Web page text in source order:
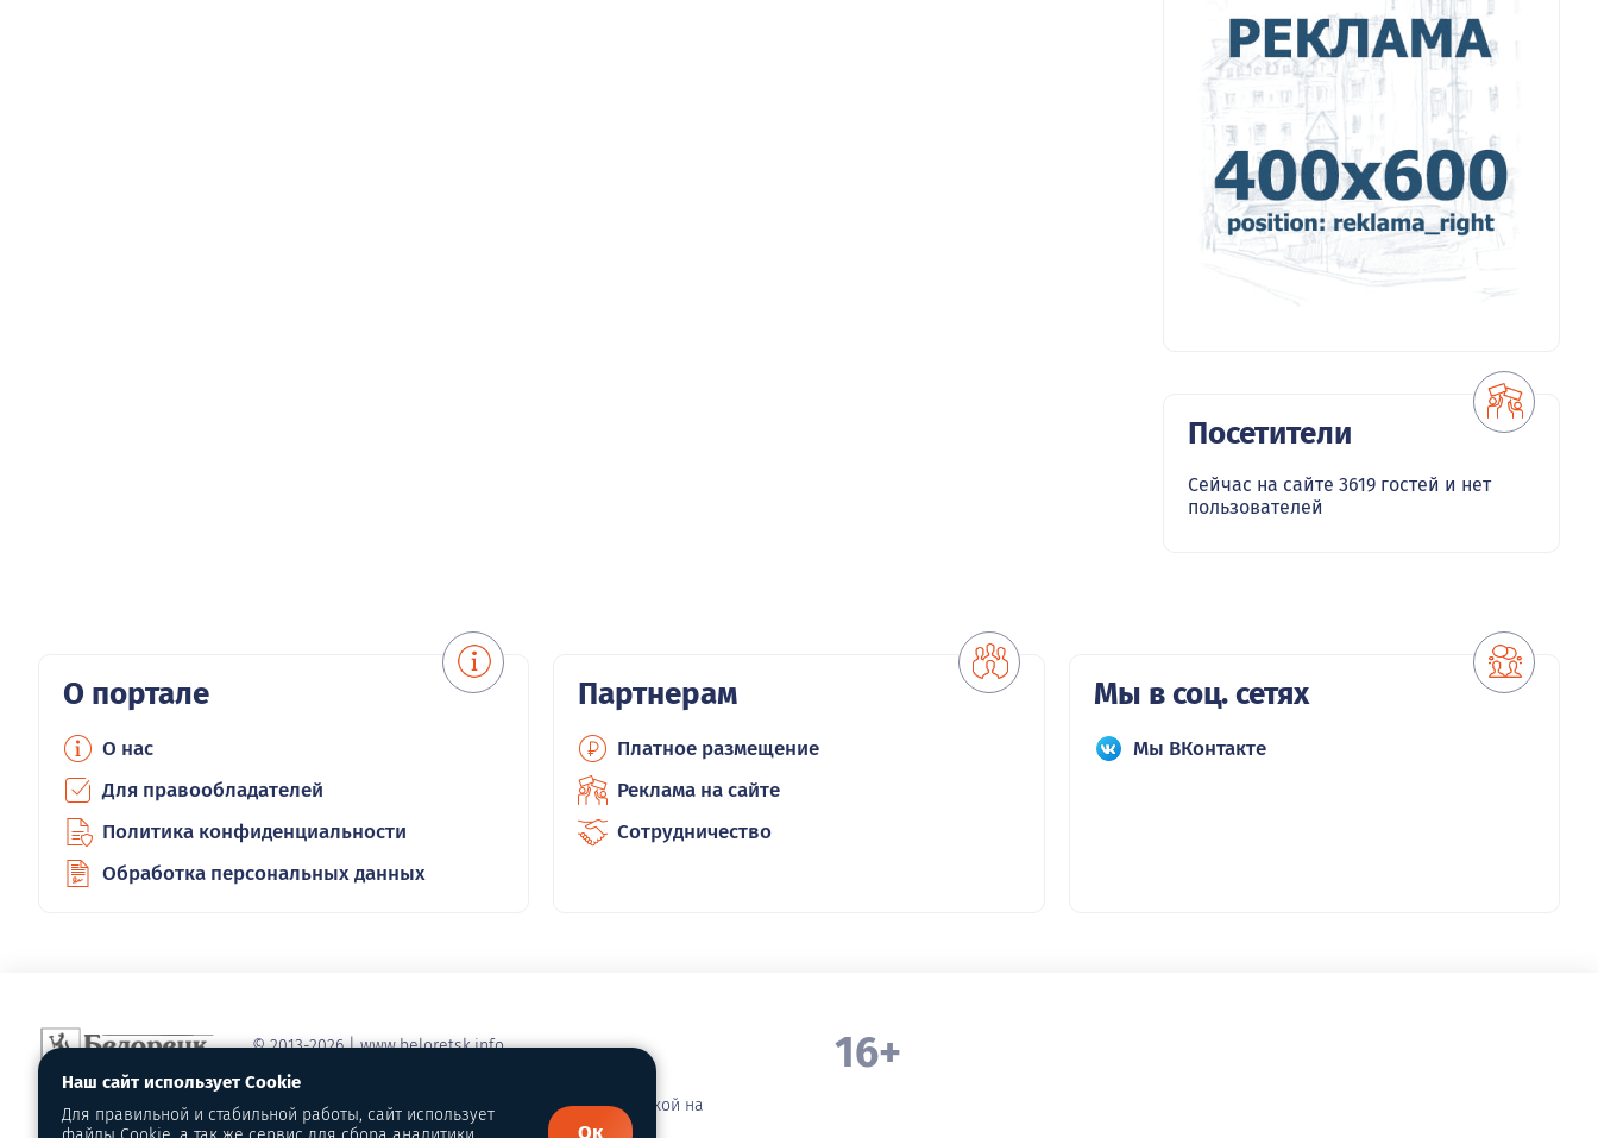
Посетители
Сейчас на сайте 3619 гостей и нет
пользователей
О портале
О нас
Для правообладателей
Политика конфиденциальности
Обработка персональных данных
Партнерам
Платное размещение
Реклама на сайте
Сотрудничество
Мы в соц. сетях
Мы ВКонтакте
© 2013-2026 | www.beloretsk.info
Справочно-информационный сайт г. Белорецка
Перепубликация материалов с обязательной ссылкой на
первоисточник - www.beloretsk.info
16+
Наш сайт использует Cookie
Для правильной и стабильной работы, сайт использует
Ок